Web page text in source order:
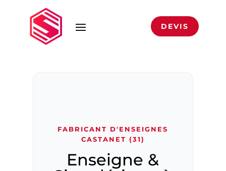
DEVIS
DEVIS
FABRICANT D'ENSEIGNES
CASTANET (31)
Enseigne &